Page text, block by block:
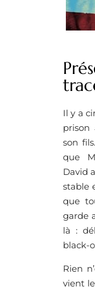
Il y a
son
que
David
stable
que
garde
là :
black-
Rien
vient